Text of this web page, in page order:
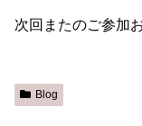
次回またのご参加
Blog